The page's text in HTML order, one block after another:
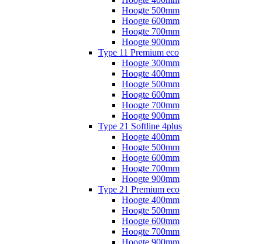
Hoogte 500mm
Hoogte 600mm
Hoogte 700mm
Hoogte 900mm
Type 11 Premium eco
Hoogte 300mm
Hoogte 400mm
Hoogte 500mm
Hoogte 600mm
Hoogte 700mm
Hoogte 900mm
Type 21 Softline 4plus
Hoogte 400mm
Hoogte 500mm
Hoogte 600mm
Hoogte 700mm
Hoogte 900mm
Type 21 Premium eco
Hoogte 400mm
Hoogte 500mm
Hoogte 600mm
Hoogte 700mm
Hoogte 900mm